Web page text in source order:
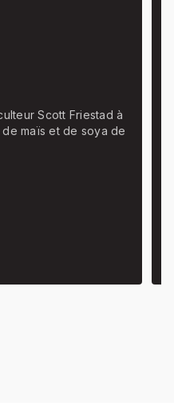
Scott Friestad à
maïs et de soya de